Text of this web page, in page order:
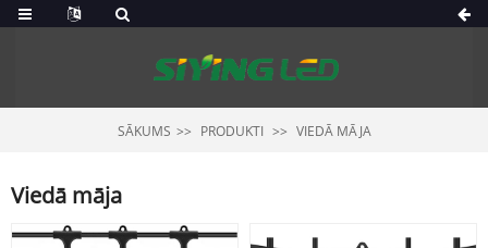
SĀKUMS PRODUKTI VIEDĀ MĀJA
Viedā māja